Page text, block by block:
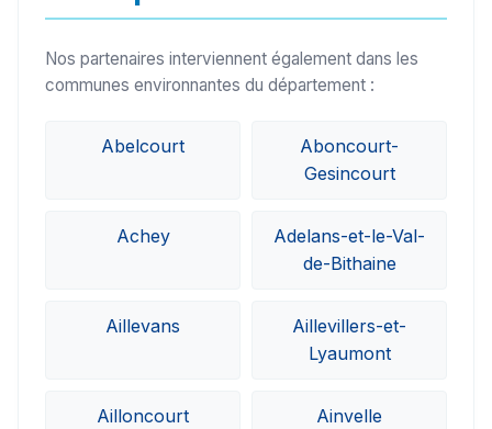
Nos partenaires interviennent également dans les
communes environnantes du département :
Abelcourt
Aboncourt-
Gesincourt
Achey
Adelans-et-le-Val-
de-Bithaine
Aillevans
Aillevillers-et-
Lyaumont
Ailloncourt Ainvelle